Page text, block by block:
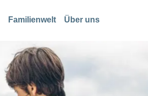
Familienwelt Über uns